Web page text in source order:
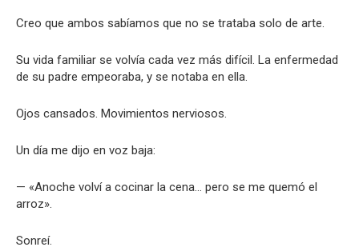
Creo que ambos sabíamos que no se trataba solo de arte.
Su vida familiar se volvía cada vez más difícil. La enfermedad
de su padre empeoraba, y se notaba en ella.
Ojos cansados. Movimientos nerviosos.
Un día me dijo en voz baja:
— «Anoche volví a cocinar la cena… pero se me quemó el
arroz».
Sonreí.